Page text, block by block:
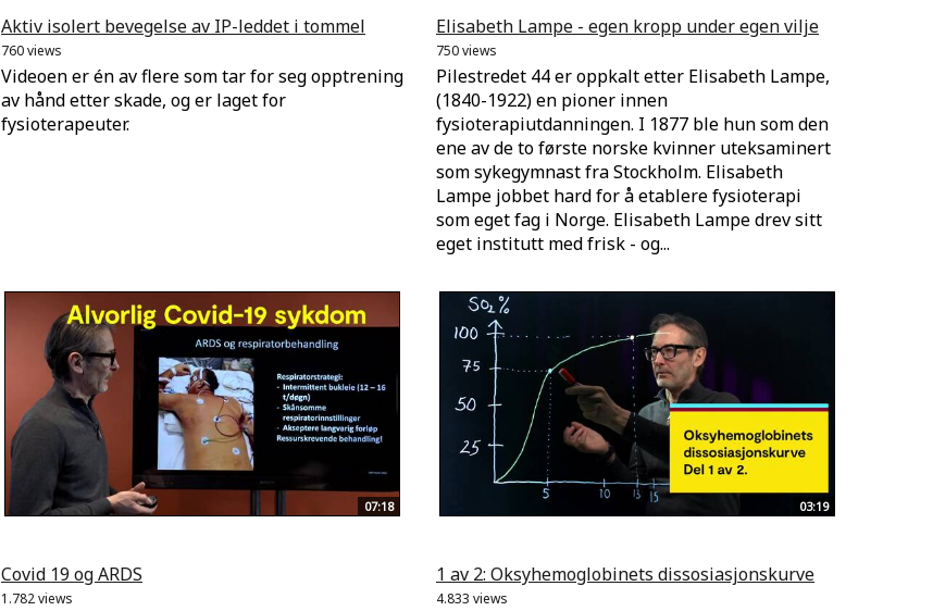
Aktiv isolert bevegelse av IP-leddet i tommel
760 views
Videoen er én av flere som tar for seg opptrening
av hånd etter skade, og er laget for
fysioterapeuter.
Elisabeth Lampe - egen kropp under egen vilje
750 views
Pilestredet 44 er oppkalt etter Elisabeth Lampe,
(1840-1922) en pioner innen
fysioterapiutdanningen. I 1877 ble hun som den
ene av de to første norske kvinner uteksaminert
som sykegymnast fra Stockholm. Elisabeth
Lampe jobbet hard for å etablere fysioterapi
som eget fag i Norge. Elisabeth Lampe drev sitt
eget institutt med frisk - og...
07:18
Covid 19 og ARDS
1.782 views
03:19
1 av 2: Oksyhemoglobinets dissosiasjonskurve
4.833 views